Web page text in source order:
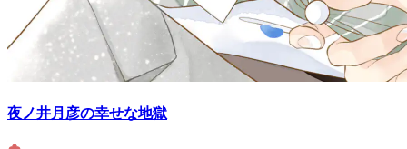
夜ノ井月彦の幸せな地獄